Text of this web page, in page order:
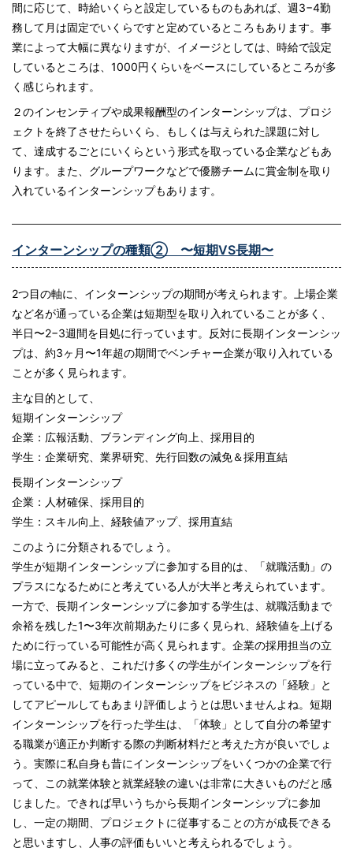
間に応じて、時給いくらと設定しているものもあれば、週3−4勤
務して月は固定でいくらですと定めているところもあります。事
業によって大幅に異なりますが、イメージとしては、時給で設定
しているところは、1000円くらいをベースにしているところが多
く感じられます。
２のインセンティブや成果報酬型のインターンシップは、プロジ
ェクトを終了させたらいくら、もしくは与えられた課題に対し
て、達成するごとにいくらという形式を取っている企業などもあ
ります。また、グループワークなどで優勝チームに賞金制を取り
入れているインターンシップもあります。
インターンシップの種類② 〜短期VS長期〜
2つ目の軸に、インターンシップの期間が考えられます。上場企業
など名が通っている企業は短期型を取り入れていることが多く、
半日〜2−3週間を目処に行っています。反対に長期インターンシッ
プは、約3ヶ月〜1年超の期間でベンチャー企業が取り入れている
ことが多く見られます。
主な目的として、
短期インターンシップ
企業：広報活動、ブランディング向上、採用目的
学生：企業研究、業界研究、先行回数の減免＆採用直結
長期インターンシップ
企業：人材確保、採用目的
学生：スキル向上、経験値アップ、採用直結
このように分類されるでしょう。
学生が短期インターンシップに参加する目的は、「就職活動」の
プラスになるためにと考えている人が大半と考えられています。
一方で、長期インターンシップに参加する学生は、就職活動まで
余裕を残した1〜3年次前期あたりに多く見られ、経験値を上げる
ために行っている可能性が高く見られます。企業の採用担当の立
場に立ってみると、これだけ多くの学生がインターンシップを行
っている中で、短期のインターンシップをビジネスの「経験」と
してアピールしてもあまり評価しようとは思いませんよね。短期
インターンシップを行った学生は、「体験」として自分の希望す
る職業が適正か判断する際の判断材料だと考えた方が良いでしょ
う。実際に私自身も昔にインターンシップをいくつかの企業で行
って、この就業体験と就業経験の違いは非常に大きいものだと感
じました。できれば早いうちから長期インターンシップに参加
し、一定の期間、プロジェクトに従事することの方が成長できる
と思いますし、人事の評価もいいと考えられるでしょう。